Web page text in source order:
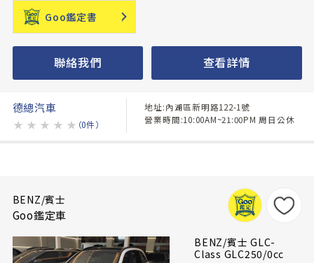
Goo鑑定書
聯絡我們 查看詳情
德總汽車
★ ★ ★ ★ ★ （0件）
地址:內湖區新明路122-1號
營業時間:10:00AM~21:00PM 周日公休
BENZ/賓士
Goo鑑定車
BENZ/賓士 GLC-
Class GLC250/0cc